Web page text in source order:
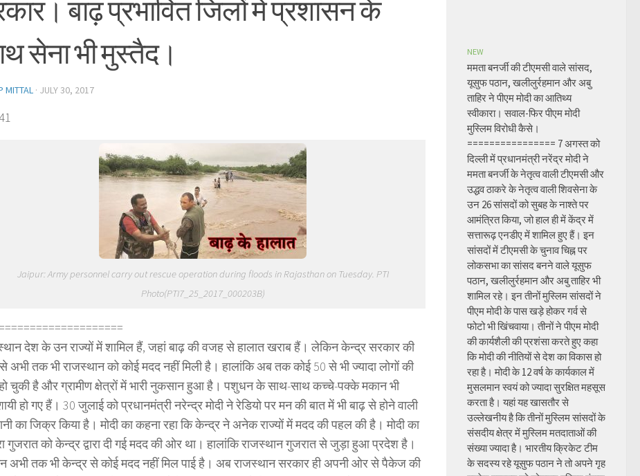
बाढ़ प्रभावित जिलों में प्रशासन के
सेना भी मुस्तैद।
MITTAL · JULY 30, 2017
Jaipur: Army personnel carry out rescue operation during floods in Rajasthan on Tuesday. PTI
Photo(PTI7_25_2017_000203B)
देश के उन राज्यों में शामिल हैं, जहां बाढ़ की वजह से हालात खराब हैं। लेकिन केन्द्र सरकार की
अभी तक भी राजस्थान को कोई मदद नहीं मिली है। हालांकि अब तक कोई 50 से भी ज्यादा लोगों की
चुकी है और ग्रामीण क्षेत्रों में भारी नुकसान हुआ है। पशुधन के साथ-साथ कच्चे-पक्के मकान भी
हो गए हैं। 30 जुलाई को प्रधानमंत्री नरेन्द्र मोदी ने रेडियो पर मन की बात में भी बाढ़ से होने वाली
का जिक्र किया है। मोदी का कहना रहा कि केन्द्र ने अनेक राज्यों में मदद की पहल की है। मोदी का
गुजरात को केन्द्र द्वारा दी गई मदद की ओर था। हालांकि राजस्थान गुजरात से जुड़ा हुआ प्रदेश है।
अभी तक भी केन्द्र से कोई मदद नहीं मिल पाई है। अब राजस्थान सरकार ही अपनी ओर से पैकेज की
NEW
ममता बनर्जी की टीएमसी वाले सांसद,
यूसुफ पठान, खलीलुर्रहमान और अबु
ताहिर ने पीएम मोदी का आतिथ्य
स्वीकारा। सवाल-फिर पीएम मोदी
मुस्लिम विरोधी कैसे।
================ 7 अगस्त को
दिल्ली में प्रधानमंत्री नरेंद्र मोदी ने
ममता बनर्जी के नेतृत्व वाली टीएमसी और
उद्धव ठाकरे के नेतृत्व वाली शिवसेना के
उन 26 सांसदों को सुबह के नाश्ते पर
आमंत्रित किया, जो हाल ही में केंद्र में
सत्तारूढ़ एनडीए में शामिल हुए हैं। इन
सांसदों में टीएमसी के चुनाव चिह्न पर
लोकसभा का सांसद बनने वाले यूसुफ
पठान, खलीलुर्रहमान और अबु ताहिर भी
शामिल रहे। इन तीनों मुस्लिम सांसदों ने
पीएम मोदी के पास खड़े होकर गर्व से
फोटो भी खिंचवाया। तीनों ने पीएम मोदी
की कार्यशैली की प्रशंसा करते हुए कहा
कि मोदी की नीतियों से देश का विकास हो
रहा है। मोदी के 12 वर्ष के कार्यकाल में
मुसलमान स्वयं को ज्यादा सुरक्षित महसूस
करता है। यहां यह खासतौर से
उल्लेखनीय है कि तीनों मुस्लिम सांसदों के
संसदीय क्षेत्र में मुस्लिम मतदाताओं की
संख्या ज्यादा है। भारतीय क्रिकेट टीम
के सदस्य रहे यूसुफ पठान ने तो अपने गृह